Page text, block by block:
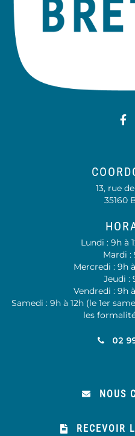
13, rue
35160
Lundi : 9h à
Mardi :
Mercredi : 9h
Jeudi :
Vendredi : 9h
Samedi : 9h à 12h (le 1er
les
02
NOUS
RECEVOIR